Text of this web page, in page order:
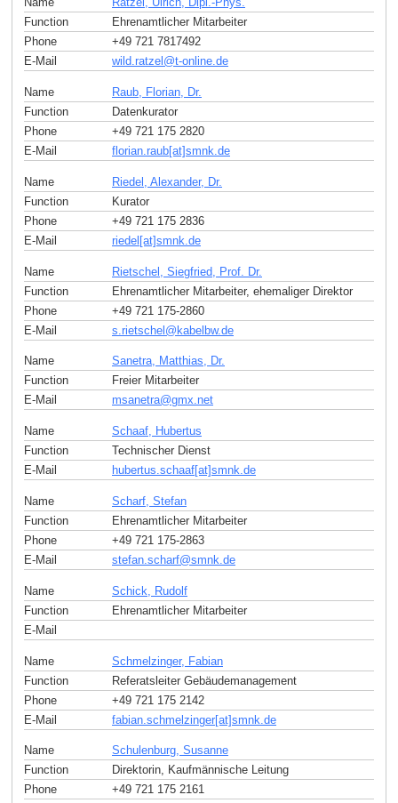
Function
Ehrenamtlicher Mitarbeiter
Phone
+49 721 7817492
E-Mail
wild.ratzel @t-online.de
Name
Raub, Florian, Dr.
Function
Datenkurator
Phone
+49 721 175 2820
E-Mail
florian.raub[at]smnk.de
Name
Riedel, Alexander, Dr.
Function
Kurator
Phone
+49 721 175 2836
E-Mail
riedel[at]smnk de
Name
Rietschel, Siegfried, Prof. Dr.
Function
Ehrenamtlicher Mitarbeiter, ehemaliger Direktor
Phone
+49 721 175-2860
E-Mail
s.rietschel@kabelbw.de
Name
Sanetra, Matthias, Dr.
Function
Freier Mitarbeiter
E-Mail
msanetra@gmx.net
Name
Schaaf, Hubertus
Function
Technischer Dienst
E-Mail
hubertus.schaaf[at]smnk.de
Name
Scharf, Stefan
Function
Ehrenamtlicher Mitarbeiter
Phone
+49 721 175-2863
E-Mail
stefan.scharf@smnk.de
Name
Schick, Rudolf
Function
Ehrenamtlicher Mitarbeiter
E-Mail
Name
Schmelzinger, Fabian
Function
Referatsleiter Gebäudemanagement
Phone
+49 721 175 2142
E-Mail
fabian.schmelzinger[at]smnk de
Name
Schulenburg, Susanne
Function
Direktorin, Kaufmännische Leitung
Phone
+49 721 175 2161